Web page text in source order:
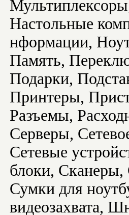
Настольные
нформации,
Память,
Подарки,
Принтеры,
Разъемы,
Серверы,
Сетевые
блоки, Сканеры,
Сумки для
видеозахвата,